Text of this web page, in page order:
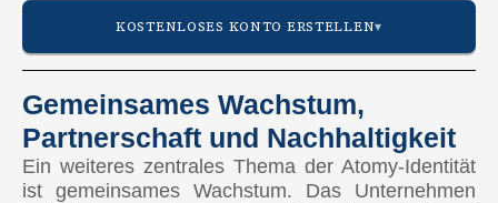
KOSTENLOSES KONTO ERSTELLEN
AMERIKA
🇺🇸 Vereinigte Staaten
Gemeinsames Wachstum,
Partnerschaft und Nachhaltigkeit
Ein weiteres zentrales Thema der Atomy-Identität
ist gemeinsames Wachstum. Das Unternehmen